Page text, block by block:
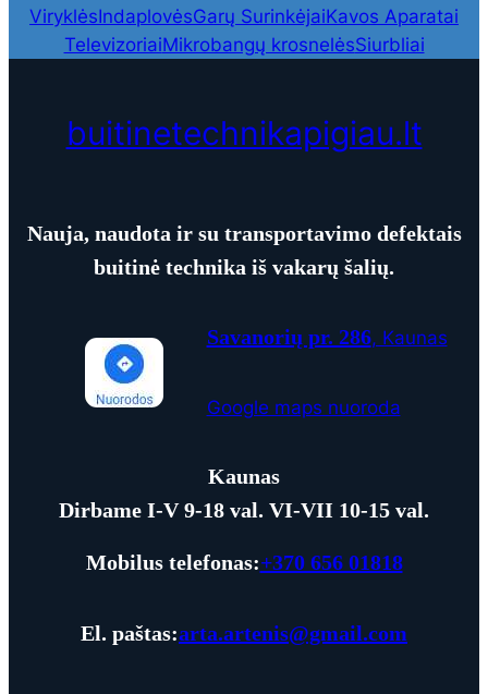
ViryklėsIndaplovėsGarų SurinkėjaiKavos Aparatai
TelevizoriaiMikrobangų krosnelėsSiurbliai
buitinetechnikapigiau.lt
Nauja, naudota ir su transportavimo defektais
buitinė technika iš vakarų šalių.
Savanorių pr. 286, Kaunas
Google maps nuoroda
Kaunas
Dirbame I-V 9-18 val. VI-VII 10-15 val.
Mobilus telefonas:+370 656 01818
El. paštas:arta.artenis@gmail.com